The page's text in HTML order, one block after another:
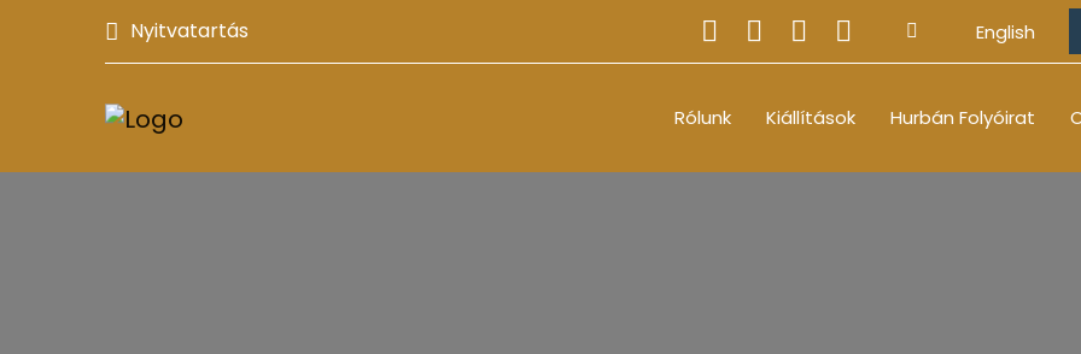
Nyitvatartás English
Rólunk Kiállítások Hurbán Folyóirat